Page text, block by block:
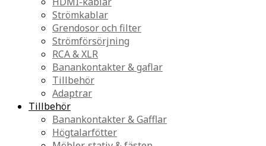
Strömkablar
Grendosor och filter
Strömförsörjning
RCA & XLR
Banankontakter & gaflar
Tillbehör
Adaptrar
Tillbehör
Banankontakter & Gafflar
Högtalarfötter